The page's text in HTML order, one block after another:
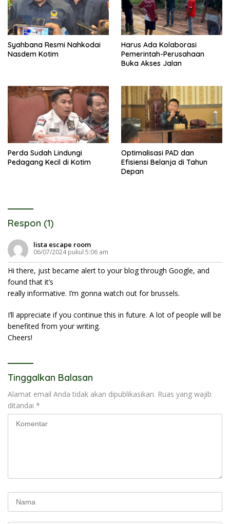
Syahbana Resmi Nahkodai
Nasdem Kotim
Harus Ada Kolaborasi
Pemerintah-Perusahaan
Buka Akses Jalan
Perda Sudah Lindungi
Pedagang Kecil di Kotim
Optimalisasi PAD dan
Efisiensi Belanja di Tahun
Depan
Respon (1)
lista escape room
06/07/2024 pukul 5:06 am
Hi there, just became alert to your blog through Google, and
found that it’s
really informative. I’m gonna watch out for brussels.
I’ll appreciate if you continue this in future. A lot of people will be
benefited from your writing.
Cheers!
Tinggalkan Balasan
Alamat email Anda tidak akan dipublikasikan. Ruas yang wajib
ditandai *